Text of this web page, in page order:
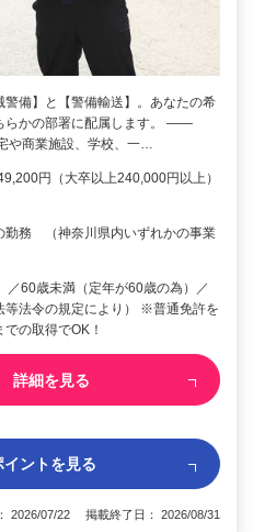
備】と【警備輸送】。あなたの希
らかの部署に配属します。 ――
や商業施設、学校、一…
円（大卒以上240,000円以上）
勤務 （神奈川県内いずれかの事業
／60歳未満（定年が60歳の為）／
法令の規定により） ※普通免許を
の取得でOK！
詳細を見る
ントを見る
2026/07/22 掲載終了日： 2026/08/31